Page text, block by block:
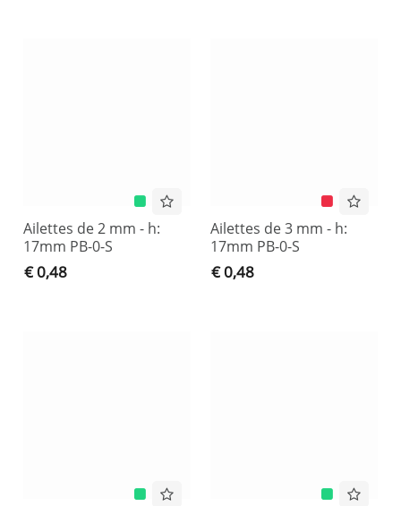
Ailettes de 2 mm - h:
17mm PB-0-S
€ 0,48
Ailettes de 3 mm - h:
17mm PB-0-S
€ 0,48